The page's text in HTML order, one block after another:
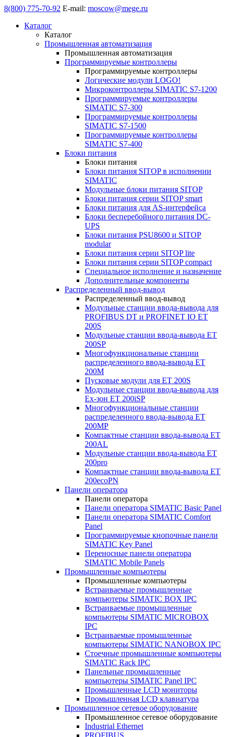
8(800) 775-70-92 E-mail: moscow@mege.ru
Каталог
Каталог
Промышленная автоматизация
Промышленная автоматизация
Программируемые контроллеры
Программируемые контроллеры
Логические модули LOGO!
Микроконтроллеры SIMATIC S7-1200
Программируемые контроллеры
SIMATIC S7-300
Программируемые контроллеры
SIMATIC S7-1500
Программируемые контроллеры
SIMATIC S7-400
Блоки питания
Блоки питания
Блоки питания SITOP в исполнении
SIMATIC
Модульные блоки питания SITOP
Блоки питания серии SITOP smart
Блоки питания для AS-интерфейса
Блоки бесперебойного питания DC-
UPS
Блоки питания PSU8600 и SITOP
modular
Блоки питания серии SITOP lite
Блоки питания серии SITOP compact
Специальное исполнение и назначение
Дополнительные компоненты
Распределенный ввод-вывод
Распределенный ввод-вывод
Модульные станции ввода-вывода для
PROFIBUS DT и PROFINET IO ET
200S
Модульные станции ввода-вывода ET
200SP
Многофункциональные станции
распределенного ввода-вывода ET
200M
Пусковые модули для ET 200S
Модульные станции ввода-вывода для
Ex-зон ET 200iSP
Многофункциональные станции
распределенного ввода-вывода ET
200MP
Компактные станции ввода-вывода ET
200AL
Модульные станции ввода-вывода ET
200pro
Компактные станции ввода-вывода ET
200ecoPN
Панели оператора
Панели оператора
Панели оператора SIMATIC Basic Panel
Панели оператора SIMATIC Comfort
Panel
Программируемые кнопочные панели
SIMATIC Key Panel
Переносные панели оператора
SIMATIC Mobile Panels
Промышленные компьютеры
Промышленные компьютеры
Встраиваемые промышленные
компьютеры SIMATIC BOX IPC
Встраиваемые промышленные
компьютеры SIMATIC MICROBOX
IPC
Встраиваемые промышленные
компьютеры SIMATIC NANOBOX IPC
Стоечные промышленные компьютеры
SIMATIC Rack IPC
Панельные промышленные
компьютеры SIMATIC Panel IPC
Промышленные LCD мониторы
Промышленная LCD клавиатура
Промышленное сетевое оборудование
Промышленное сетевое оборудование
Industrial Ethernet
PROFIBUS